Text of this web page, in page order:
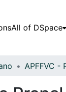
All of DSpace